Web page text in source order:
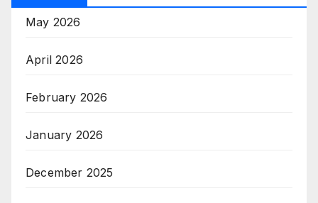
May 2026
April 2026
February 2026
January 2026
December 2025